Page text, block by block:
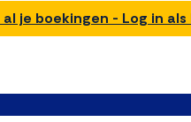
je boekingen - Log in als